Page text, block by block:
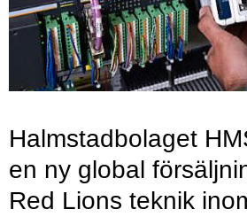
Halmstadbolaget
en ny global
Red Lions teknik